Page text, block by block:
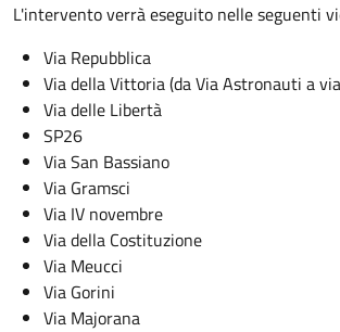
L'intervento verrà eseguito nelle seguenti
Via Repubblica
Via della Vittoria (da Via Astronauti a
Via delle Libertà
SP26
Via San Bassiano
Via Gramsci
Via IV novembre
Via della Costituzione
Via Meucci
Via Gorini
Via Majorana